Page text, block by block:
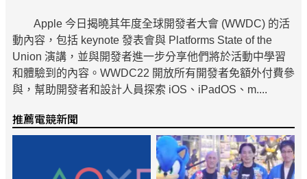
Apple 今日揭曉其年度全球開發者大會 (WWDC) 的活
動內容，包括 keynote 發表會與 Platforms State of the
Union 演講，並與開發者進一步分享他們將於活動中學習
和體驗到的內容。WWDC22 開放所有開發者免額外付費參
與，幫助開發者和設計人員探索 iOS、iPadOS、m....
推薦電競新聞